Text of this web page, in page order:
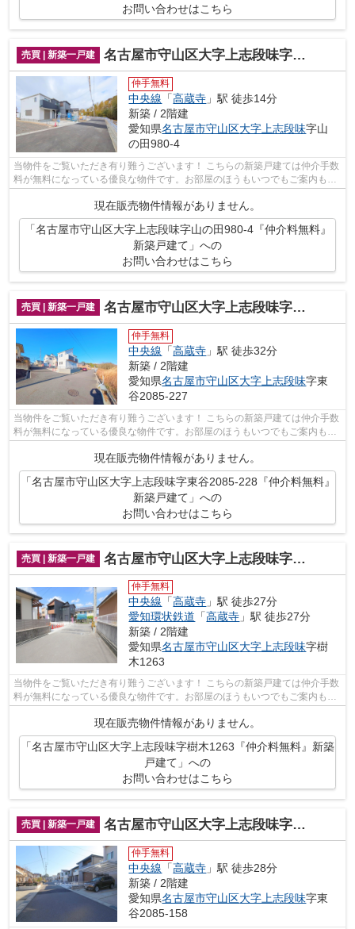
お問い合わせはこちら
売買 | 新築一戸建 名古屋市守山区大字上志段味字山の田980-4『仲介料無料』新築戸建て
仲手無料
中央線 「高蔵寺 」駅 徒歩14分
新築 / 2階建
愛知県名古屋市守山区大字上志段味字山
の田980-4
当物件をご覧いただき有り難うございます！ こちらの新築戸建ては仲介手数
料が無料になっている優良な物件です。お部屋のほうもいつでもご案内もさ
せて頂きますのでお気軽にお問合せ下...
現在販売物件情報がありません。
「名古屋市守山区大字上志段味字山の田980-4『仲介料無料』
新築戸建て」への
お問い合わせはこちら
売買 | 新築一戸建 名古屋市守山区大字上志段味字東谷2085-228『仲介料無料』新築戸建て
仲手無料
中央線 「高蔵寺 」駅 徒歩32分
新築 / 2階建
愛知県名古屋市守山区大字上志段味字東
谷2085-227
当物件をご覧いただき有り難うございます！ こちらの新築戸建ては仲介手数
料が無料になっている優良な物件です。お部屋のほうもいつでもご案内もさ
せて頂きますのでお気軽にお問合せ下...
現在販売物件情報がありません。
「名古屋市守山区大字上志段味字東谷2085-228『仲介料無料』
新築戸建て」への
お問い合わせはこちら
売買 | 新築一戸建 名古屋市守山区大字上志段味字樹木1263『仲介料無料』新築戸建て
仲手無料
中央線 「高蔵寺 」駅 徒歩27分
愛知環状鉄道 「高蔵寺 」駅 徒歩27分
新築 / 2階建
愛知県名古屋市守山区大字上志段味字樹
木1263
当物件をご覧いただき有り難うございます！ こちらの新築戸建ては仲介手数
料が無料になっている優良な物件です。お部屋のほうもいつでもご案内もさ
現在販売物件情報がありません。
「名古屋市守山区大字上志段味字樹木1263『仲介料無料』新築
戸建て」への
お問い合わせはこちら
売買 | 新築一戸建 名古屋市守山区大字上志段味字東谷2085-158『仲介料無料』1号棟｜新築戸建て
仲手無料
中央線 「高蔵寺 」駅 徒歩28分
新築 / 2階建
愛知県名古屋市守山区大字上志段味字東
谷2085-158